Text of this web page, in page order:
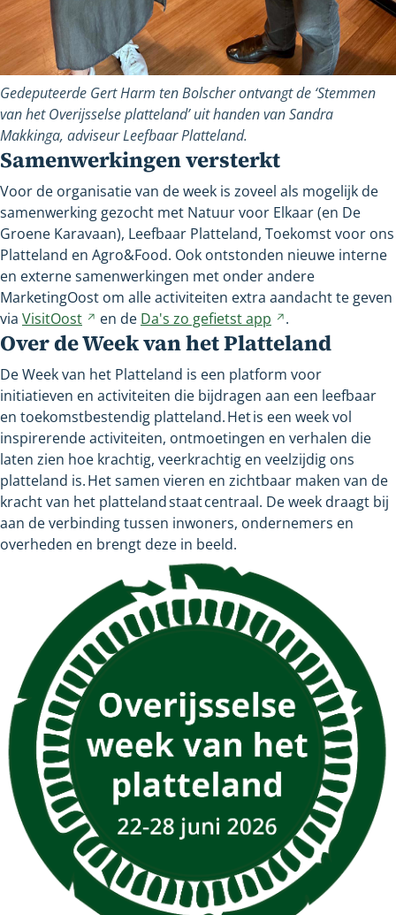
Gedeputeerde Gert Harm ten Bolscher ontvangt de ‘Stemmen
van het Overijsselse platteland’ uit handen van Sandra
Makkinga, adviseur Leefbaar Platteland.
Samenwerkingen versterkt
Voor de organisatie van de week is zoveel als mogelijk de
samenwerking gezocht met Natuur voor Elkaar (en De
Groene Karavaan), Leefbaar Platteland, Toekomst voor ons
Platteland en Agro&Food. Ook ontstonden nieuwe interne
en externe samenwerkingen met onder andere
MarketingOost om alle activiteiten extra aandacht te geven
via VisitOost
Verwijst
naar
andere
website
en de Da's zo gefietstapp
Verwijst
naar
andere
website
.
Over de Week van het Platteland
De Week van het Platteland is een platform voor
initiatieven en activiteiten die bijdragen aan een leefbaar
en toekomstbestendig platteland. Het is een week vol
inspirerende activiteiten, ontmoetingen en verhalen die
laten zien hoe krachtig, veerkrachtig en veelzijdig ons
platteland is. Het samen vieren en zichtbaar maken van de
kracht van het platteland staat centraal. De week draagt bij
aan de verbinding tussen inwoners, ondernemers en
overheden en brengt deze in beeld.